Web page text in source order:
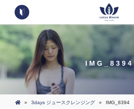
IMG_8394
» 3days ジュースクレンジング » IMG_8394